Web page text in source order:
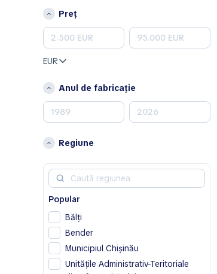
Porsche
Renault
Volkswagen
Volvo
A
Acura
Aston Martin
Avatr
BAIC
Bentley
Bestune
Buick
Preț
EUR
Anul de fabricație
Regiune
Popular
Bălţi
Bender
Municipiul Chișinău
Unitățile Administrativ-Teritoriale